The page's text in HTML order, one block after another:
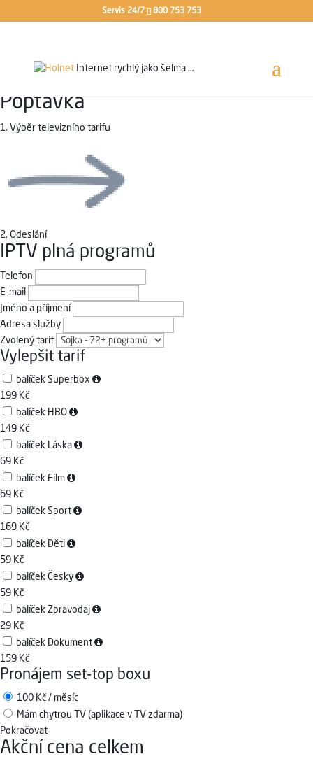
Servis 24/7 800 753 753
Internet rychlý jako šelma …
Poptávka
1. Výběr televizního tarifu
2. Odeslání
IPTV plná programů
Telefon
E-mail
Jméno a příjmení
Adresa služby
Zvolený tarif
Vylepšit tarif
balíček Superbox
199 Kč
balíček HBO
149 Kč
balíček Láska
69 Kč
balíček Film
69 Kč
balíček Sport
169 Kč
balíček Děti
59 Kč
balíček Česky
59 Kč
balíček Zpravodaj
29 Kč
balíček Dokument
159 Kč
Pronájem set-top boxu
100 Kč / měsíc
Mám chytrou TV (aplikace v TV zdarma)
Pokračovat
Akční cena celkem